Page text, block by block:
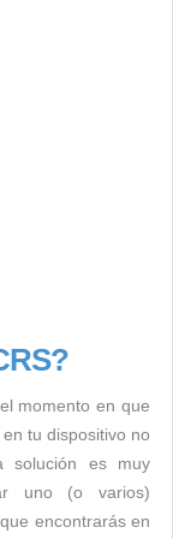
momento en que
tu dispositivo no
solución es muy
uno (o varios)
encontrarás en